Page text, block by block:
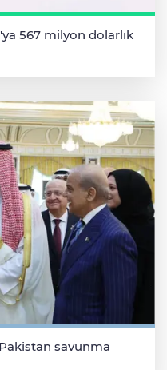
567 milyon dolarlık
savunma